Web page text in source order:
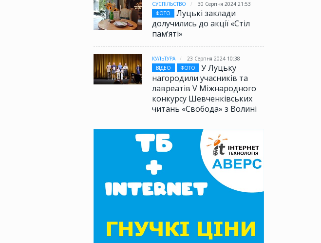
СУСПІЛЬСТВО
30 Серпня 2024 21:53
ФОТО
Луцькі заклади
долучились до акції «Стіл
памʼяті»
КУЛЬТУРА
23 Серпня 2024 10:38
ВІДЕО
ФОТО
У Луцьку
нагородили учасників та
лавреатів V Міжнародного
конкурсу Шевченківських
читань «Свобода» з Волині